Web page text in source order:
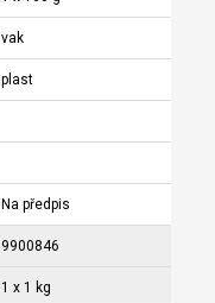
vak
plast
Na předpis
9900846
1 x 1 kg